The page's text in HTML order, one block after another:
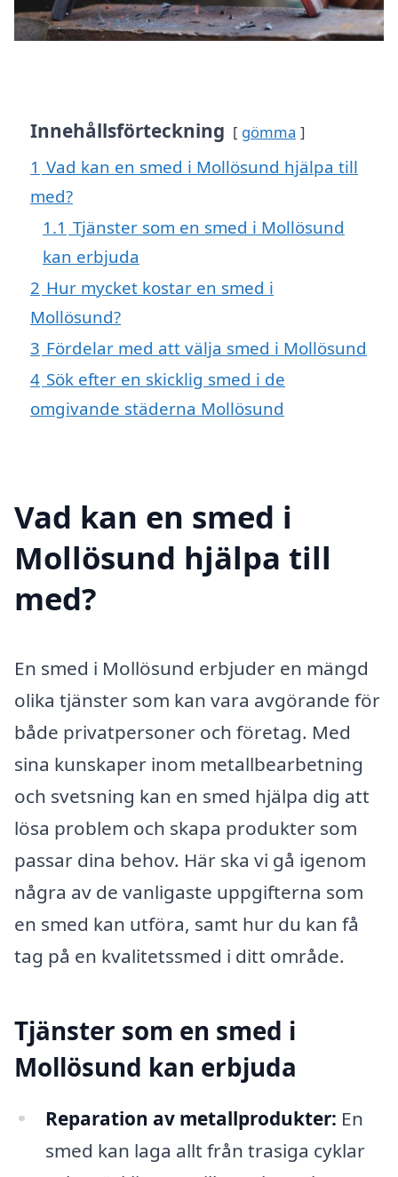
Innehållsförteckning gömma
1 Vad kan en smed i Mollösund hjälpa till
med?
1.1 Tjänster som en smed i Mollösund
kan erbjuda
2 Hur mycket kostar en smed i
Mollösund?
3 Fördelar med att välja smed i Mollösund
4 Sök efter en skicklig smed i de
omgivande städerna Mollösund
Vad kan en smed i
Mollösund hjälpa till
med?
En smed i Mollösund erbjuder en mängd
olika tjänster som kan vara avgörande för
både privatpersoner och företag. Med
sina kunskaper inom metallbearbetning
och svetsning kan en smed hjälpa dig att
lösa problem och skapa produkter som
passar dina behov. Här ska vi gå igenom
några av de vanligaste uppgifterna som
en smed kan utföra, samt hur du kan få
tag på en kvalitetssmed i ditt område.
Tjänster som en smed i
Mollösund kan erbjuda
Reparation av metallprodukter: En
smed kan laga allt från trasiga cyklar